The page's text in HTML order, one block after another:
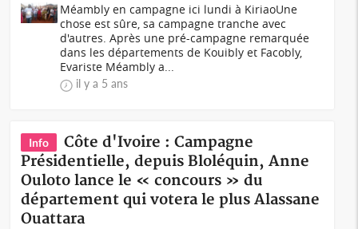
Méambly en campagne ici lundi à KiriaoUne
chose est sûre, sa campagne tranche avec
d'autres. Après une pré-campagne remarquée
dans les départements de Kouibly et Facobly,
Evariste Méambly a...
il y a 5 ans
Info
Côte d'Ivoire : Campagne
Présidentielle, depuis Bloléquin, Anne
Ouloto lance le « concours » du
département qui votera le plus Alassane
Ouattara